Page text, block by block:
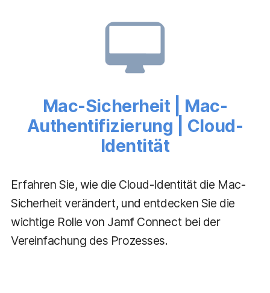
Mac-Sicherheit | Mac-
Authentifizierung | Cloud-
Identität
Erfahren Sie, wie die Cloud-Identität die Mac-
Sicherheit verändert, und entdecken Sie die
wichtige Rolle von Jamf Connect bei der
Vereinfachung des Prozesses.